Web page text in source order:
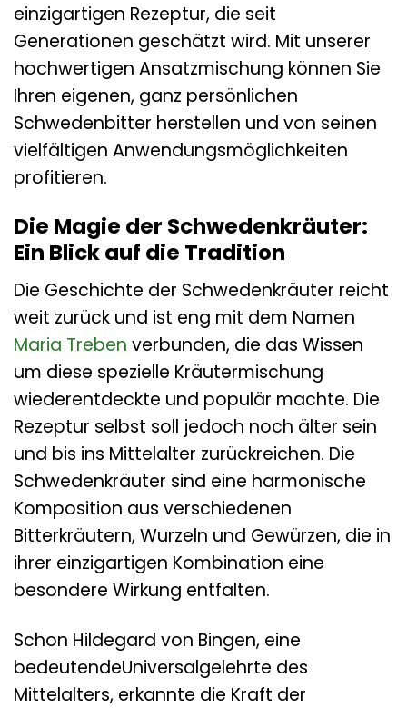
einzigartigen Rezeptur, die seit
Generationen geschätzt wird. Mit unserer
hochwertigen Ansatzmischung können Sie
Ihren eigenen, ganz persönlichen
Schwedenbitter herstellen und von seinen
vielfältigen Anwendungsmöglichkeiten
profitieren.
Die Magie der Schwedenkräuter:
Ein Blick auf die Tradition
Die Geschichte der Schwedenkräuter reicht
weit zurück und ist eng mit dem Namen
Maria Treben verbunden, die das Wissen
um diese spezielle Kräutermischung
wiederentdeckte und populär machte. Die
Rezeptur selbst soll jedoch noch älter sein
und bis ins Mittelalter zurückreichen. Die
Schwedenkräuter sind eine harmonische
Komposition aus verschiedenen
Bitterkräutern, Wurzeln und Gewürzen, die in
ihrer einzigartigen Kombination eine
besondere Wirkung entfalten.
Schon Hildegard von Bingen, eine
bedeutendeUniversalgelehrte des
Mittelalters, erkannte die Kraft der